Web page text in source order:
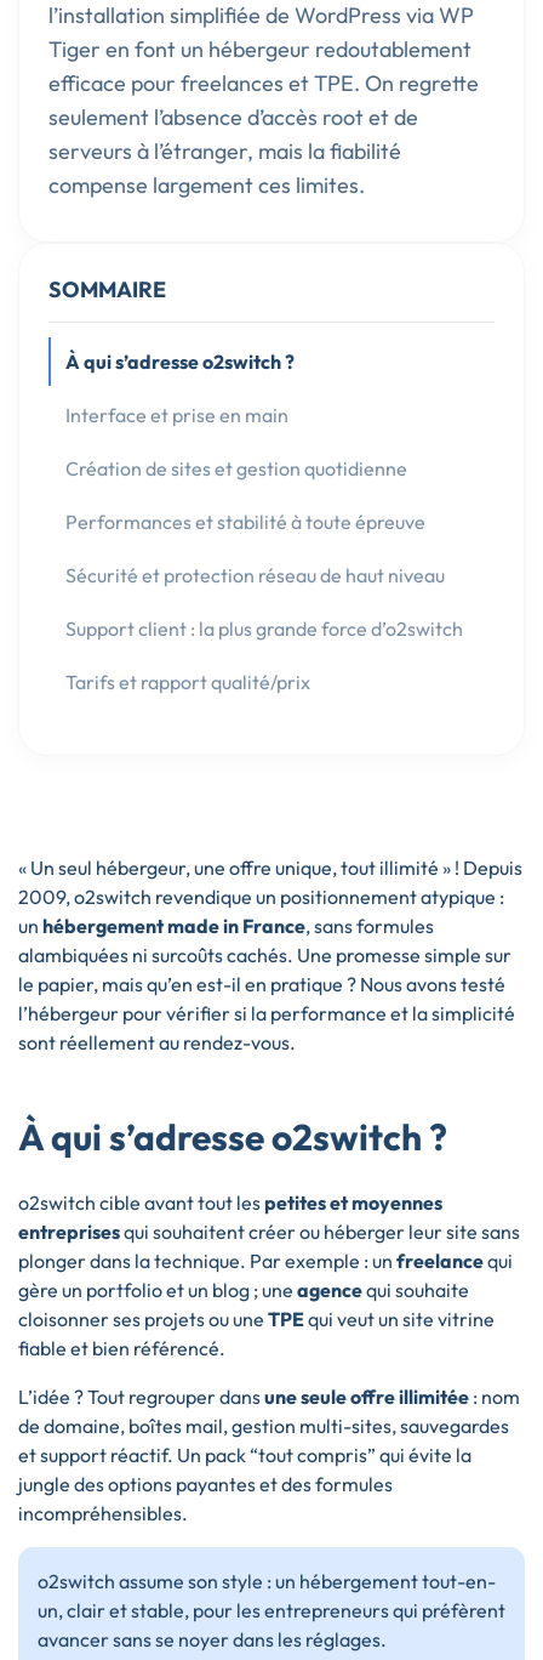
l’installation simplifiée de WordPress via WP
Tiger en font un hébergeur redoutablement
efficace pour freelances et TPE. On regrette
seulement l’absence d’accès root et de
serveurs à l’étranger, mais la fiabilité
compense largement ces limites.
« Un seul hébergeur, une offre unique, tout illimité » ! Depuis
2009, o2switch revendique un positionnement atypique :
un hébergement made in France, sans formules
alambiquées ni surcoûts cachés. Une promesse simple sur
le papier, mais qu’en est-il en pratique ? Nous avons testé
l’hébergeur pour vérifier si la performance et la simplicité
sont réellement au rendez-vous.
À qui s’adresse o2switch ?
o2switch cible avant tout lespetites et moyennes
entreprisesqui souhaitent créer ou héberger leur site sans
plonger dans la technique. Par exemple : un freelancequi
gère un portfolio et un blog ; une agencequi souhaite
cloisonner ses projets ou une TPEqui veut un site vitrine
fiable et bien référencé.
L’idée ? Tout regrouper dansune seule offre illimitée : nom
de domaine, boîtes mail, gestion multi-sites, sauvegardes
et support réactif. Un pack “tout compris” qui évite la
jungle des options payantes et des formules
incompréhensibles.
o2switch assume son style : un hébergement tout-en-
un, clair et stable, pour les entrepreneurs qui préfèrent
avancer sans se noyer dans les réglages.
SOMMAIRE
À qui s’adresse o2switch ?
Interface et prise en main
Création de sites et gestion quotidienne
Performances et stabilité à toute épreuve
Sécurité et protection réseau de haut niveau
Support client : la plus grande force d’o2switch
Tarifs et rapport qualité/prix